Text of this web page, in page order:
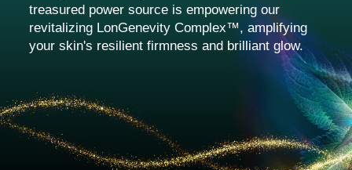
treasured power source is empowering our
revitalizing LonGenevity Complex™, amplifying
your skin's resilient firmness and brilliant glow.